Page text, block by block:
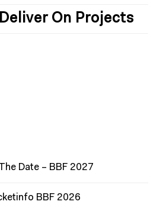
On Projects
Date – BBF 2027
BBF 2026